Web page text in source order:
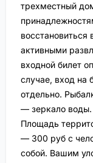
трехместный
активными
входной билет
случае, вход на
отдельно.
— зеркало
Площадь
— 300 руб с
собой. Вашим